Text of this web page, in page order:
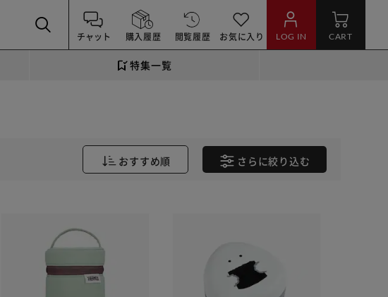
チャット 購入履歴 閲覧履歴 お気に入り LOG IN CART
特集一覧
おすすめ順 さらに絞り込む